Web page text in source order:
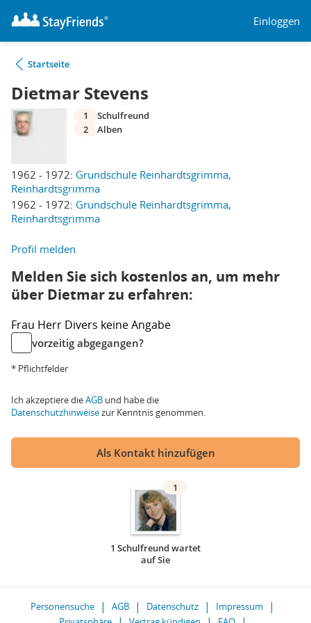
Einloggen
Startseite
Dietmar Stevens
1962 - 1972: Grundschule Reinhardtsgrimma,
Reinhardtsgrimma
1962 - 1972: Grundschule Reinhardtsgrimma,
Reinhardtsgrimma
1
Schulfreund
2
Alben
Profil melden
Melden Sie sich kostenlos an, um mehr
über Dietmar zu erfahren:
Frau Herr Divers keine Angabe
vorzeitig abgegangen?
* Pflichtfelder
Ich akzeptiere dieAGB und habe die
Datenschutzhinweisezur Kenntnis genommen.
Als Kontakt hinzufügen
1
1 Schulfreund wartet
auf Sie
Personensuche AGB Datenschutz
Impressum